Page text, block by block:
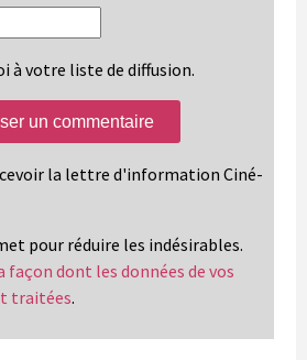
à votre liste de diffusion.
la lettre d'information Ciné-
pour réduire les indésirables.
façon dont les données de vos
traitées.